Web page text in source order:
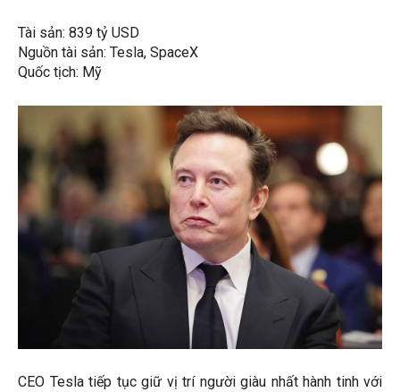
Tài sản: 839 tỷ USD
Nguồn tài sản: Tesla, SpaceX
Quốc tịch: Mỹ
CEO Tesla tiếp tục giữ vị trí người giàu nhất hành tinh với